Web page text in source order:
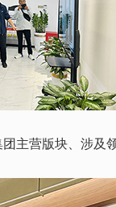
主营版块、涉及